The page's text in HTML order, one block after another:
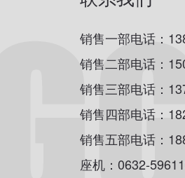
销售一部电话：
销售二部电话：
销售三部电话：
销售四部电话：
销售五部电话：
座机：0632-